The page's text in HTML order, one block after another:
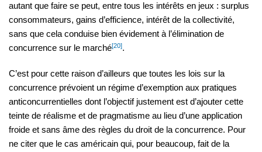
autant que faire se peut, entre tous les intérêts en jeux : surplus
consommateurs, gains d’efficience, intérêt de la collectivité,
sans que cela conduise bien évidement à l’élimination de
concurrence sur le marché[20].
C’est pour cette raison d’ailleurs que toutes les lois sur la
concurrence prévoient un régime d’exemption aux pratiques
anticoncurrentielles dont l’objectif justement est d’ajouter cette
teinte de réalisme et de pragmatisme au lieu d’une application
froide et sans âme des règles du droit de la concurrence. Pour
ne citer que le cas américain qui, pour beaucoup, fait de la